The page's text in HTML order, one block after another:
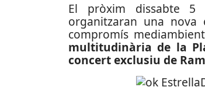
El pròxim dissabte 5
organitzaran una nova
compromís
multitudinària de la
concert exclusiu de